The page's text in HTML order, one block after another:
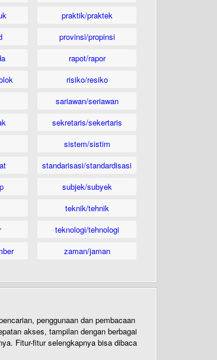
praktik/praktek
provinsi/propinsi
rapot/rapor
risiko/resiko
sariawan/seriawan
sekretaris/sekertaris
sistem/sistim
standarisasi/standardisasi
subjek/subyek
teknik/tehnik
teknologi/tehnologi
zaman/jaman
penggunaan dan pembacaan
akses, tampilan dengan berbagai
Fitur-fitur selengkapnya bisa dibaca